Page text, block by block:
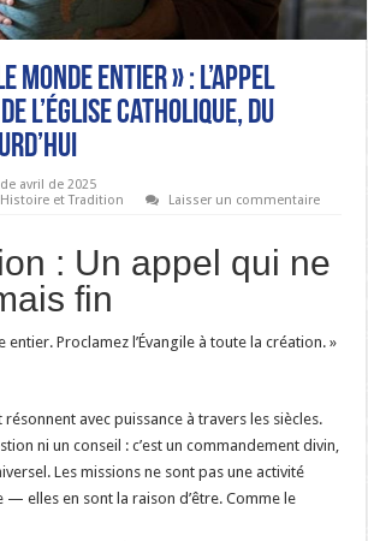
monde entier » : L’appel
l’Église catholique, du
avril de 2025
Histoire et Tradition Laisser un commentaire
: Un appel qui ne
fin
entier. Proclamez l’Évangile à toute la création. »
avec puissance à travers les siècles.
ni un conseil : c’est un commandement divin,
Les missions ne sont pas une activité
— elles en sont la raison d’être. Comme le